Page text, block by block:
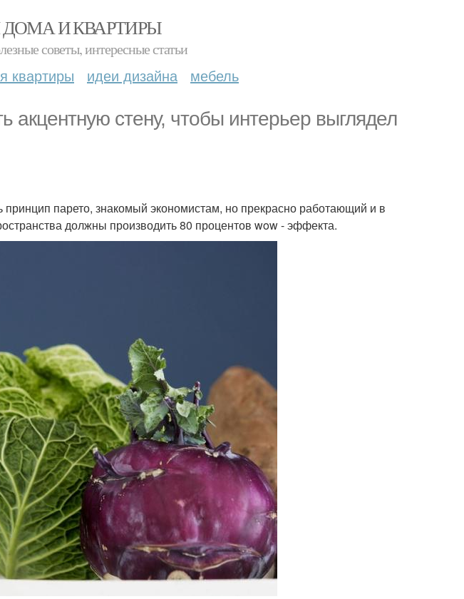
ДОМА И КВАРТИРЫ
советы, интересные статьи
квартиры идеи дизайна мебель
акцентную стену, чтобы интерьер выглядел
парето, знакомый экономистам, но прекрасно работающий и в
должны производить 80 процентов wow - эффекта.